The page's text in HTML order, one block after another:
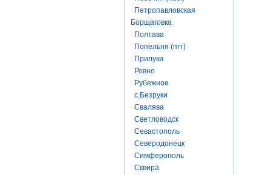
Петропавловская
Борщаговка
Полтава
Попельня (пгт)
Прилуки
Ровно
Рубежное
с.Безруки
Свалява
Светловодск
Севастополь
Северодонецк
Симферополь
Сквира